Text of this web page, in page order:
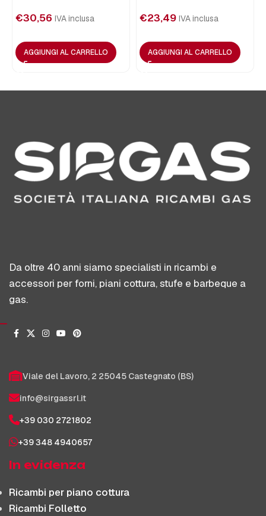
€30,56 IVA inclusa
AGGIUNGI AL CARRELLO
€23,49 IVA inclusa
AGGIUNGI AL CARRELLO
Da oltre 40 anni siamo specialisti in ricambi e
accessori per forni, piani cottura, stufe e barbeque a
gas.
Viale del Lavoro, 2 25045 Castegnato (BS)
info@sirgassrl.it
+39 030 2721802
+39 348 4940657
In evidenza
Ricambi per piano cottura
Ricambi Folletto